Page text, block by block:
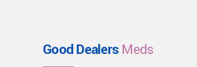
Good DealersMeds